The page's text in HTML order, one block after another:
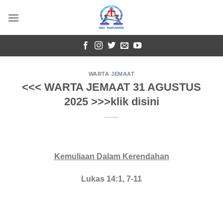
WARTA JEMAAT
<<< WARTA JEMAAT 31 AGUSTUS
2025 >>>klik disini
Kemuliaan Dalam Kerendahan
Lukas 14:1, 7-11